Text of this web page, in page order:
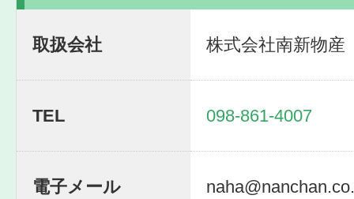
取扱会社 株式会社南新物
TEL 098-861-4007
電子メール